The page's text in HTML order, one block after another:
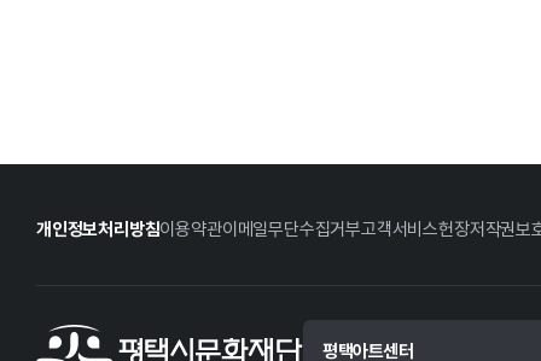
개인정보처리방침이용약관이메일무단수집거부고객서비스헌장저작권보
평택아트센터